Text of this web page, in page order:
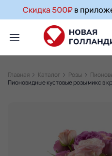
Скидка 500₽в
Главная Каталог Розы
Пионовидные кустовые розы микс в